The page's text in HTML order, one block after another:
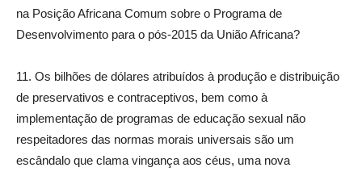
na Posição Africana Comum sobre o Programa de
Desenvolvimento para o pós-2015 da União Africana?
11. Os bilhões de dólares atribuídos à produção e distribuição
de preservativos e contraceptivos, bem como à
implementação de programas de educação sexual não
respeitadores das normas morais universais são um
escândalo que clama vingança aos céus, uma nova